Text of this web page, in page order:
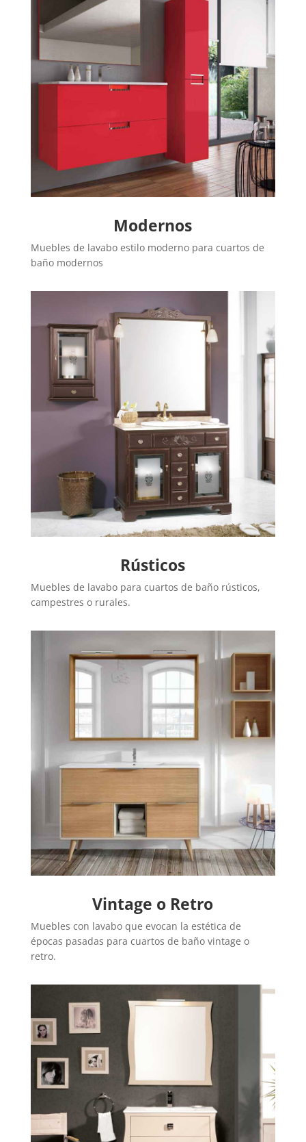
Modernos
Muebles de lavabo estilo moderno para cuartos de
baño modernos
Rústicos
Muebles de lavabo para cuartos de baño rústicos,
campestres o rurales.
Vintage o Retro
Muebles con lavabo que evocan la estética de
épocas pasadas para cuartos de baño vintage o
retro.